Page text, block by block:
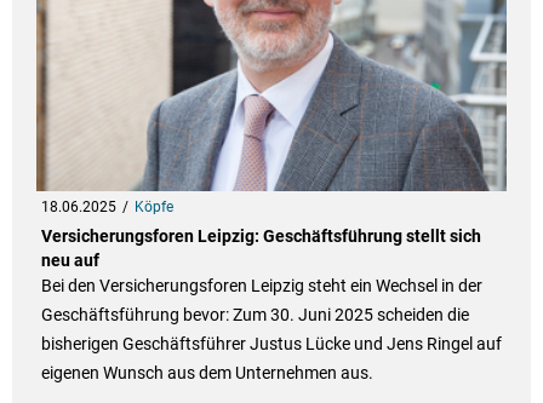
18.06.2025 Köpfe
Versicherungsforen Leipzig: Geschäftsführung stellt sich
neu auf
Bei den Versicherungsforen Leipzig steht ein Wechsel in der
Geschäftsführung bevor: Zum 30. Juni 2025 scheiden die
bisherigen Geschäftsführer Justus Lücke und Jens Ringel auf
eigenen Wunsch aus dem Unternehmen aus.